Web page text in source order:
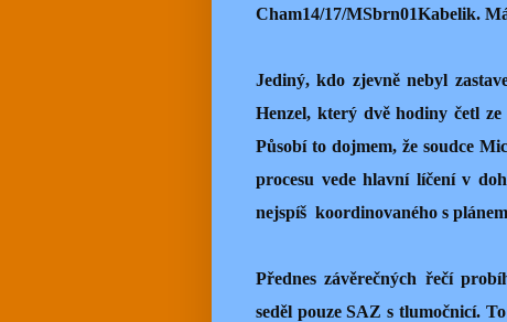
Cham14/17/MSbrn01Kabelik.
Jediný, kdo zjevně nebyl
Henzel, který dvě hodiny četl
Působí to dojmem, že soudce
procesu vede hlavní líčení v
nejspíš koordinovaného s
Přednes závěrečných řečí
seděl pouze SAZ s tlumočnicí.